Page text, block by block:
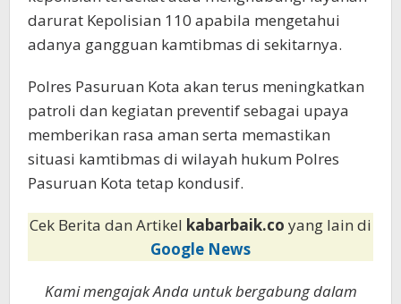
darurat Kepolisian 110 apabila mengetahui
adanya gangguan kamtibmas di sekitarnya.
Polres Pasuruan Kota akan terus meningkatkan
patroli dan kegiatan preventif sebagai upaya
memberikan rasa aman serta memastikan
situasi kamtibmas di wilayah hukum Polres
Pasuruan Kota tetap kondusif.
Cek Berita dan Artikel kabarbaik.co yang lain di
Google News
Kami mengajak Anda untuk bergabung dalam